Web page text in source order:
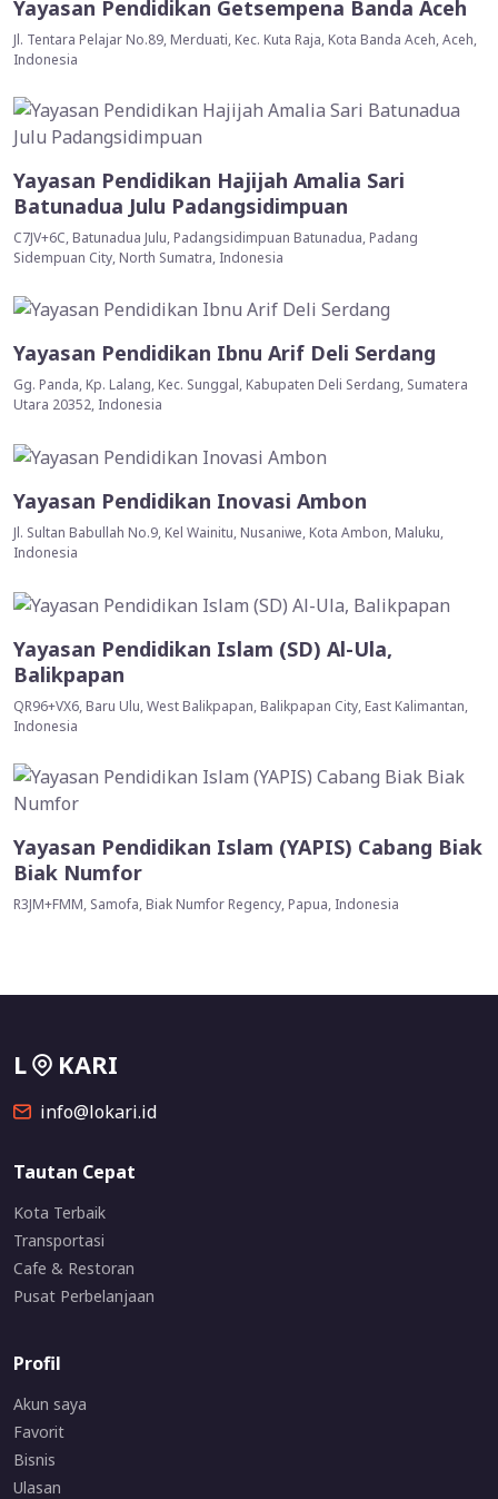
Yayasan Pendidikan Getsempena Banda Aceh
Jl. Tentara Pelajar No.89, Merduati, Kec. Kuta Raja, Kota Banda Aceh, Aceh,
Indonesia
Yayasan Pendidikan Hajijah Amalia Sari
Batunadua Julu Padangsidimpuan
C7JV+6C, Batunadua Julu, Padangsidimpuan Batunadua, Padang
Sidempuan City, North Sumatra, Indonesia
Yayasan Pendidikan Ibnu Arif Deli Serdang
Gg. Panda, Kp. Lalang, Kec. Sunggal, Kabupaten Deli Serdang, Sumatera
Utara 20352, Indonesia
Yayasan Pendidikan Inovasi Ambon
Jl. Sultan Babullah No.9, Kel Wainitu, Nusaniwe, Kota Ambon, Maluku,
Indonesia
Yayasan Pendidikan Islam (SD) Al-Ula,
Balikpapan
QR96+VX6, Baru Ulu, West Balikpapan, Balikpapan City, East Kalimantan,
Indonesia
Yayasan Pendidikan Islam (YAPIS) Cabang Biak
Biak Numfor
R3JM+FMM, Samofa, Biak Numfor Regency, Papua, Indonesia
L KARI
info@lokari.id
Tautan Cepat
Kota Terbaik
Transportasi
Cafe & Restoran
Pusat Perbelanjaan
Profil
Akun saya
Favorit
Bisnis
Ulasan